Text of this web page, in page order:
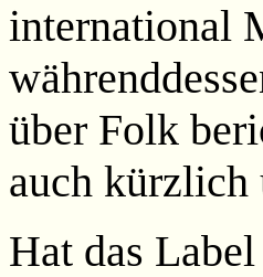
international
über Folk
auch
Hat das